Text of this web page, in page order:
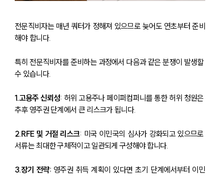
전문직비자는 매년 쿼터가 정해져 있으므로 늦어도 연초부터 준비
해야 합니다.
특히 전문직비자를 준비하는 과정에서 다음과 같은 분쟁이 발생할
수 있습니다.
1.고용주 신뢰성: 허위 고용주나 페이퍼컴퍼니를 통한 허위 청원은
추후 영주권 단계에서 큰 리스크가 됩니다.
2.RFE 및 거절 리스크: 미국 이민국의 심사가 강화되고 있으므로
서류는 최대한 구체적이고 일관되게 구성해야 합니다.
3.장기 전략: 영주권 취득 계획이 있다면 초기 단계에서부터 이민